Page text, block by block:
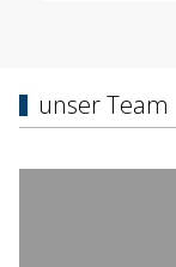
unser Team